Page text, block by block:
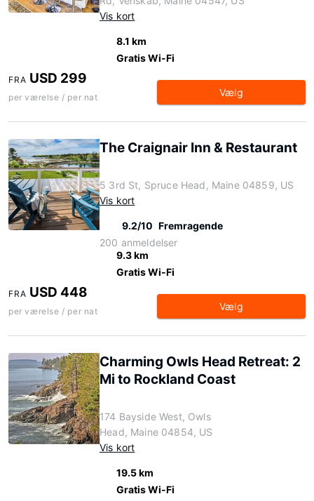
Vis kort
8.1 km
Gratis Wi-Fi
FRA USD 299
per værelse / per nat Vælg
The Craignair Inn & Restaurant
5 3rd St, Spruce Head, Maine 04859, US
Vis kort
9.2/10 Fremragende
200 anmeldelser
9.3 km
Gratis Wi-Fi
FRA USD 448
per værelse / per nat Vælg
Charming Owls Head Retreat: 2
Mi to Rockland Coast
174 Bayside West, Owls
Head, Maine 04854, US
Vis kort
19.5 km
Gratis Wi-Fi